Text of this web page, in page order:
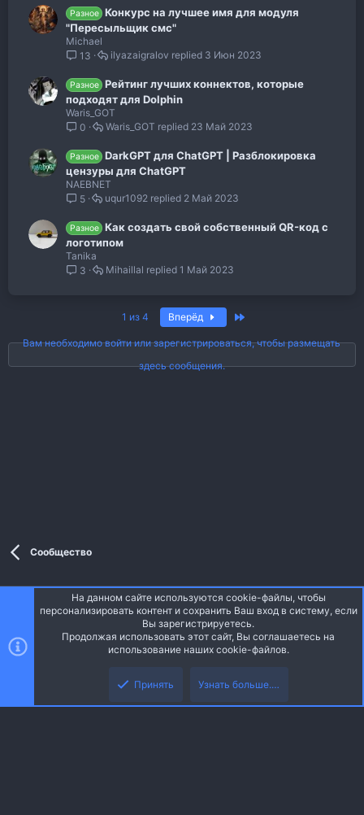
Разное Конкурс на лучшее имя для модуля
"Пересыльщик смс"
Michael
13
3 Июн 2023
ilyazaigralov
Разное Рейтинг лучших коннектов, которые
подходят для Dolphin
Waris_GOT
0
23 Май 2023
Waris_GOT
Разное DarkGPT для ChatGPT | Разблокировка
цензуры для ChatGPT
NAEBNET
5
2 Май 2023
uqur1092
Разное Как создать свой собственный QR-код с
логотипом
Tanika
3
1 Май 2023
Mihaillal
1 из 4 Вперёд
Вам необходимо войти или зарегистрироваться, чтобы размещать
здесь сообщения.
Сообщество
Обратная связь
Условия и правила
Политика конфиденциальности
Style and add-ons by ThemeHouse
Перевод от Jumuro ®
Запросы 14 Время 0.0648s Память 3.64MB
Верх
На данном сайте используются cookie-файлы, чтобы
персонализировать контент и сохранить Ваш вход в систему, если
Вы зарегистрируетесь.
Продолжая использовать этот сайт, Вы соглашаетесь на
использование наших cookie-файлов.
Принять Узнать больше.…